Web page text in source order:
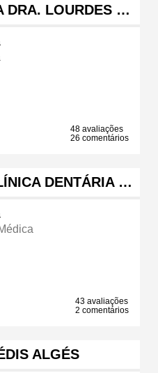
DRA. LOURDES …
48 avaliações
26 comentários
DENTÁRIA …
43 avaliações
2 comentários
ALGÉS